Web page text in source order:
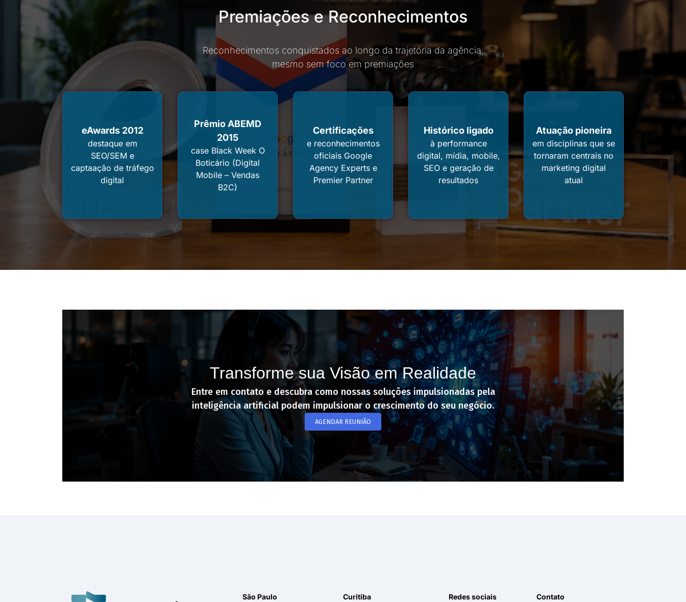
Premiações e Reconhecimentos
Reconhecimentos conquistados ao longo da trajetória da agência,
mesmo sem foco em premiações
eAwards 2012
destaque em
SEO/SEM e
captaação de tráfego
digital
Prêmio ABEMD
2015
case Black Week O
Boticário (Digital
Mobile – Vendas
B2C)
Certificações
e reconhecimentos
oficiais Google
Agency Experts e
Premier Partner
Histórico ligado
à performance
digital, mídia, mobile,
SEO e geração de
resultados
Atuação pioneira
em disciplinas que se
tornaram centrais no
marketing digital
atual
Transforme sua Visão em Realidade
Entre em contato e descubra como nossas soluções impulsionadas pela
inteligência artificial podem impulsionar o crescimento do seu negócio.
AGENDAR REUNIÃO
São Paulo
Curitiba
Redes sociais
Contato